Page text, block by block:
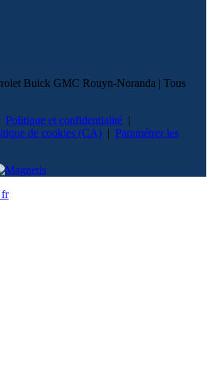
Buick GMC Rouyn-Noranda | Tous
Politique et confidentialité |
de cookies (CA) | Paramétrer les